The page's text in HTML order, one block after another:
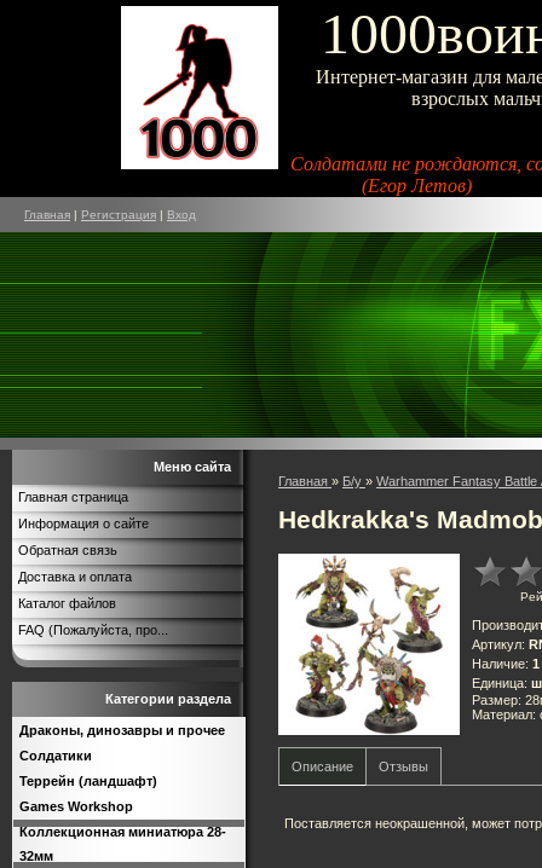
Интернет-магазин для
взрослых
Солдатами не рождаются,
(Егор Летов)
Главная | Регистрация | Вход
Меню сайта
Главная страница
Информация о сайте
Обратная связь
Доставка и оплата
Каталог файлов
FAQ (Пожалуйста, про...
Категории раздела
Драконы, динозавры и прочее
Солдатики
Террейн (ландшафт)
Games Workshop
Коллекционная миниатюра 28-
32мм
Главная » Б/у » Warhammer Fantasy Battle
Hedkrakka's Madmob
Артикул:
Наличие: 1
Единица:
Размер:
Материал:
Описание Отзывы
Поставляется неокрашенной, может